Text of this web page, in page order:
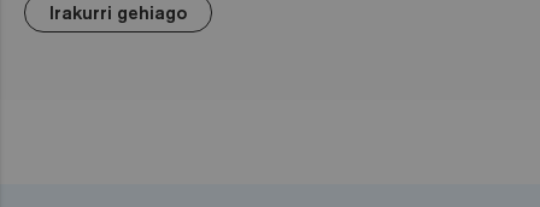
Irakurri gehiago